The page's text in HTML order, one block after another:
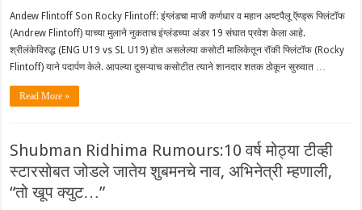
Andew Flintoff Son Rocky Flintoff: इंग्लंडचा माजी कर्णधार व महान अष्टपैलू ऍण्ड्रू फ्लिंटॉफ
(Andrew Flintoff) याच्या मुलाने नुकताच इंग्लंडच्या अंडर 19 संघात प्रवेश केला आहे.
श्रीलंकेविरुद्ध (ENG U19 vs SL U19) होत असलेल्या कसोटी मालिकेतून रॉकी फ्लिंटॉफ (Rocky
Flintoff) याने पदार्पण केले. आपल्या दुसऱ्याच कसोटीत त्याने शानदार शतक ठोकून सुरुवात …
Read More »
Shubman Ridhima Rumours:10 वर्ष मोठ्या टीव्ही
स्टारसोबत जोडले जातेय शुबमनचे नाव, अभिनेत्री म्हणाली,
“तो खूप क्युट…”